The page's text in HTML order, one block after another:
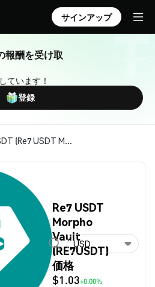
サインアップ
報酬を受け取
ています！
登録
RE7USDT (Re7 USDT Morpho Vault)
Re7 USDT
Morpho
Vault
(RE7USDT)
価格
$1.03+0.00%
USD